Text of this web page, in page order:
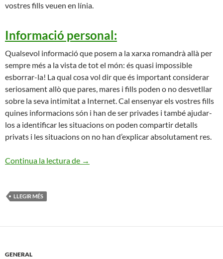
vostres fills veuen en línia.
Informació personal:
Qualsevol informació que posem a la xarxa romandrà allà per
sempre més a la vista de tot el món: és quasi impossible
esborrar-la! La qual cosa vol dir que és important considerar
seriosament allò que pares, mares i fills poden o no desvetllar
sobre la seva intimitat a Internet. Cal ensenyar els vostres fills
quines informacions són i han de ser privades i també ajudar-
los a identificar les situacions on poden compartir detalls
privats i les situacions on no han d’explicar absolutament res.
Continua la lectura de Per una internet segura
→
LLEGIR MÉS
GENERAL